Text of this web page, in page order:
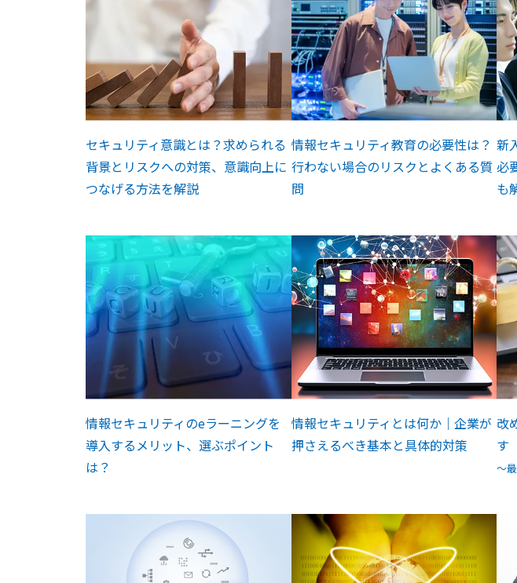
セキュリティ意識とは？求められる
背景とリスクへの対策、意識向上に
つなげる方法を解説
情報セキュリティ教育の必要性は？
行わない場合のリスクとよくある質
問
新
必
も
情報セキュリティのeラーニングを
導入するメリット、選ぶポイント
は？
情報セキュリティとは何か｜企業が
押さえるべき基本と具体的対策
改
す
～